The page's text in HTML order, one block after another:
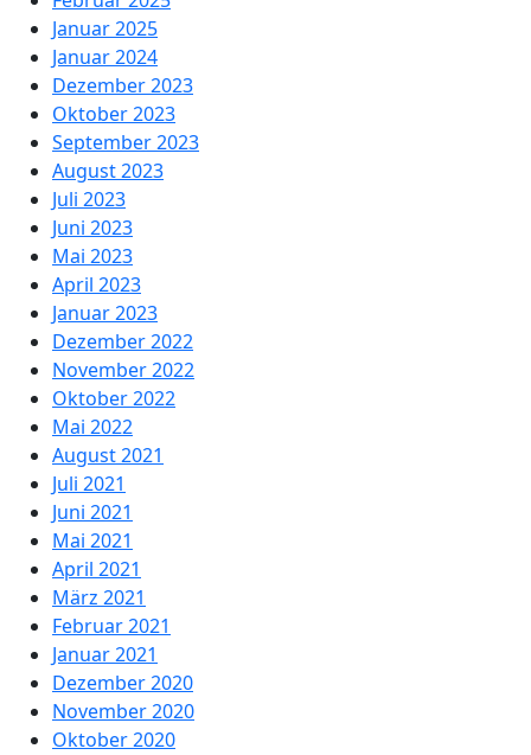
Januar 2025
Januar 2024
Dezember 2023
Oktober 2023
September 2023
August 2023
Juli 2023
Juni 2023
Mai 2023
April 2023
Januar 2023
Dezember 2022
November 2022
Oktober 2022
Mai 2022
August 2021
Juli 2021
Juni 2021
Mai 2021
April 2021
März 2021
Februar 2021
Januar 2021
Dezember 2020
November 2020
Oktober 2020